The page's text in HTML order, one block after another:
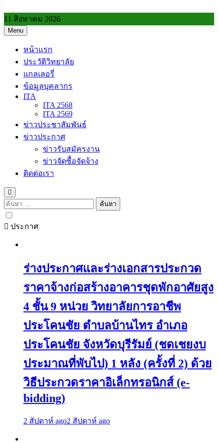
to
content
11 สิงหาคม 2026
Menu
หน้าแรก
ประวัติวิทยาลัย
แกลเลอรี่
ข้อมูลบุคลากร
ITA
ITA 2568
ITA 2569
ข่าวประชาสัมพันธ์
ข่าวประกาศ
ข่าวรับสมัครงาน
ข่าวจัดซื้อจัดจ้าง
ติดต่อเรา
ค้นหา
สำหรับ:
ประกาศ
ร่างประกาศและร่างเอกสารประกวด
ราคาจ้างก่อสร้างอาคารชุดพักอาศัยสูง
4 ชั้น 9 หน่วย วิทยาลัยการอาชีพ
ประโคนชัย ตำบลบ้านไทร อำเภอ
ประโคนชัย จังหวัดบุรีรัมย์ (ชดเชยงบ
ประมาณที่พับไป) 1 หลัง (ครั้งที่ 2) ด้วย
วิธีประกวดราคาอิเล็กทรอนิกส์ (e-
bidding)
2 สัปดาห์ ago2 สัปดาห์ ago